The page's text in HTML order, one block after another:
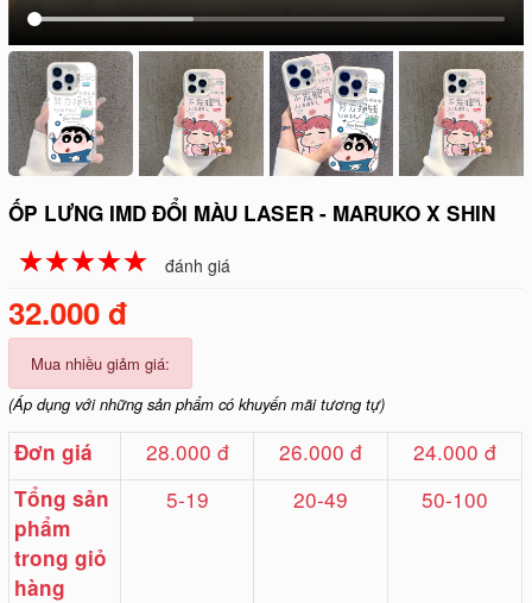
ỐP LƯNG IMD ĐỔI MÀU LASER - MARUKO X SHIN
☆☆☆☆☆
★★★★★ đánh giá
32.000 đ
Mua nhiều giảm giá:
(Áp dụng với những sản phẩm có khuyến mãi tương tự)
Đơn giá 28.000 đ 26.000 đ 24.000 đ
Tổng sản
phẩm
trong giỏ
hàng
5-19 20-49 50-100